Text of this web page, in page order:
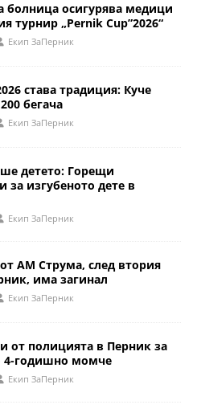
болница осигурява медици
турнир „Pernik Cup”2026“
Eкип ЗаПерник
става традиция: Куче
бегача
Eкип ЗаПерник
детето: Горещи
за изгубеното дете в
Eкип ЗаПерник
АМ Струма, след втория
има загинал
Eкип ЗаПерник
от полицията в Перник за
4-годишно момче
Eкип ЗаПерник